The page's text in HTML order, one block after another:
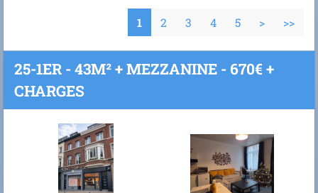
1 2 3 4 5 > >>
25-1ER - 43M² + MEZZANINE - 670€ +
CHARGES